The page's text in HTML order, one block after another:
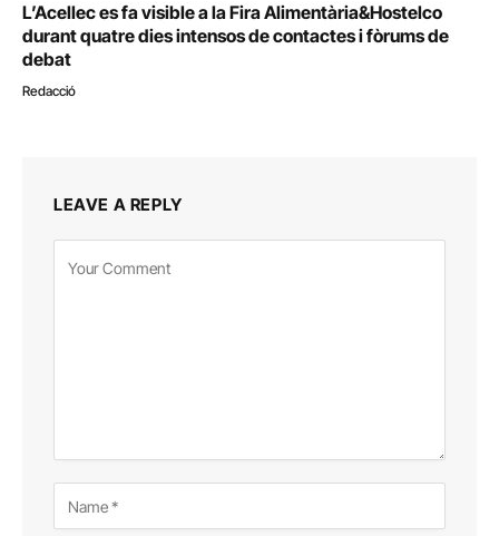
L’Acellec es fa visible a la Fira Alimentària&Hostelco
durant quatre dies intensos de contactes i fòrums de
debat
Redacció
LEAVE A REPLY